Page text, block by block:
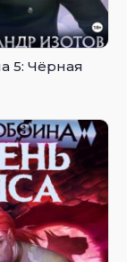
5: Чёрная